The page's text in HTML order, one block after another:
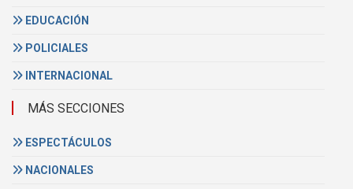
EDUCACIÓN
POLICIALES
INTERNACIONAL
MÁS SECCIONES
ESPECTÁCULOS
NACIONALES